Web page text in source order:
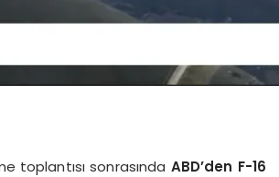
toplantısı sonrasında ABD’den F-16